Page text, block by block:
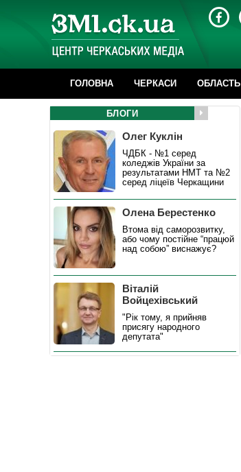
ГОЛОВНА ЧЕРКАСИ ОБЛАСТЬ
БЛОГИ
Олег Куклін
ЧДБК - №1 серед
коледжів України за
результатами НМТ та №2
серед ліцеїв Черкащини
Олена Берестенко
Втома від саморозвитку,
або чому постійне “працюй
над собою” виснажує?
Віталій
Войцехівський
"Рік тому, я прийняв
присягу народного
депутата"